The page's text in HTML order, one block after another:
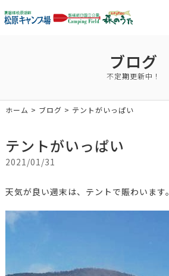
ブログ
不定期更新中！
ホーム > ブログ > テントがいっぱい
テントがいっぱい
2021/01/31
天気が良い週末は、テントで賑わいます。